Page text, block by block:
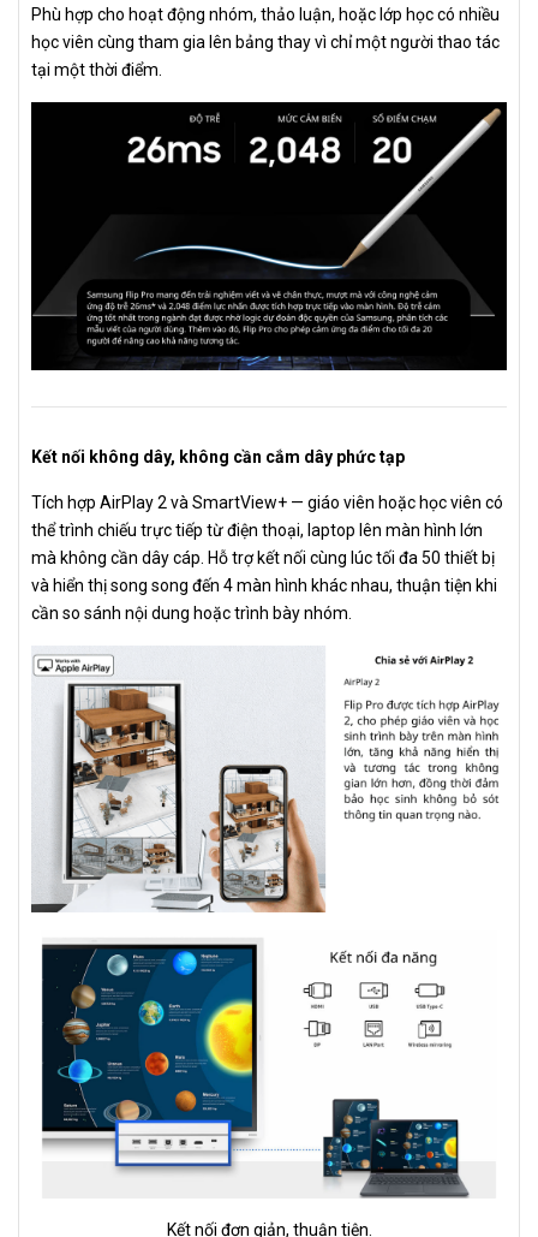
Phù hợp cho hoạt động nhóm, thảo luận, hoặc lớp học có nhiều
học viên cùng tham gia lên bảng thay vì chỉ một người thao tác
tại một thời điểm.
Kết nối không dây, không cần cắm dây phức tạp
Tích hợp AirPlay 2 và SmartView+ — giáo viên hoặc học viên có
thể trình chiếu trực tiếp từ điện thoại, laptop lên màn hình lớn
mà không cần dây cáp. Hỗ trợ kết nối cùng lúc tối đa 50 thiết bị
và hiển thị song song đến 4 màn hình khác nhau, thuận tiện khi
cần so sánh nội dung hoặc trình bày nhóm.
Kết nối đơn giản, thuận tiện.